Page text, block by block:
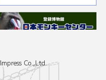
Co.,Ltd.